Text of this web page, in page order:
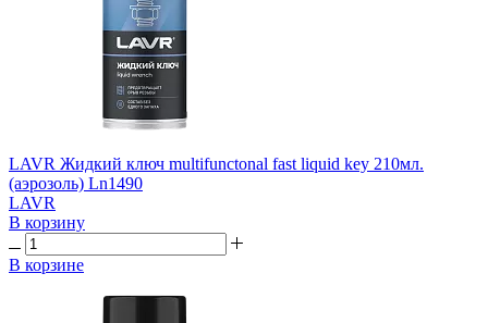
LAVR Жидкий ключ multifunctonal fast liquid key 210мл.
(аэрозоль) Ln1490
LAVR
В корзину
В корзине